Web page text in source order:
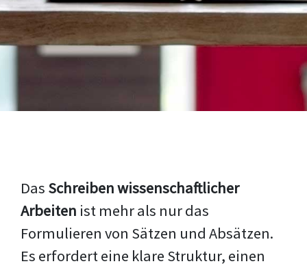
Das Schreiben wissenschaftlicher
Arbeiten ist mehr als nur das
Formulieren von Sätzen und Absätzen.
Es erfordert eine klare Struktur, einen